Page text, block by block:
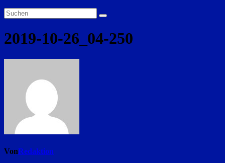
2019-10-26_04-250
VonRedaktion